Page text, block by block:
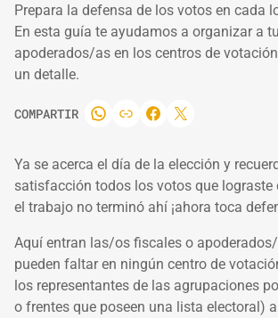
Prepara la defensa de los votos en cada
En esta guía te ayudamos a organizar a
apoderados/as en los centros de
un detalle.
COMPARTIR
Ya se acerca el día de la elección y
satisfacción todos los votos que lograste
el trabajo no terminó ahí ¡ahora toca
Aquí entran las/os fiscales o
pueden faltar en ningún centro de
los representantes de las agrupaciones
o frentes que poseen una lista electoral)